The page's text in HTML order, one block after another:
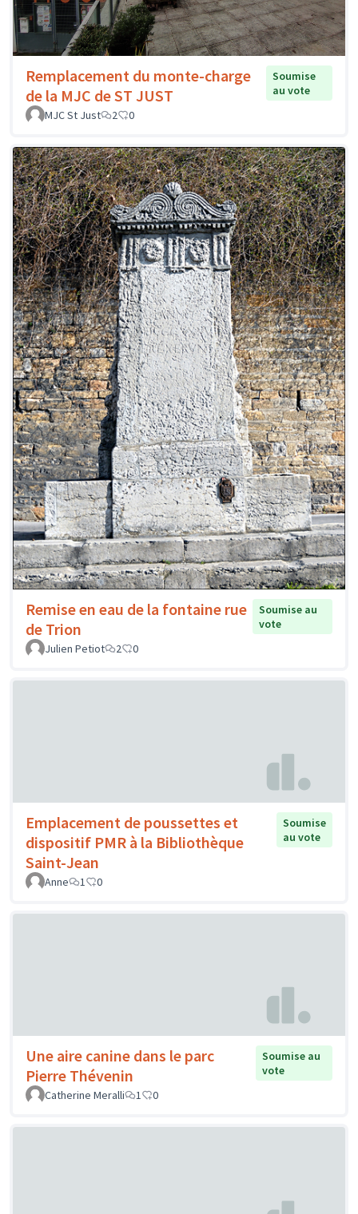
Remplacement du monte-charge
de la MJC de ST JUST
Soumise
au vote
MJC St Just
2 0
Remise en eau de la fontaine rue
de Trion
Soumise au
vote
Julien Petiot
2 0
Emplacement de poussettes et
dispositif PMR à la Bibliothèque
Saint-Jean
Soumise
au vote
Anne 1 0
Une aire canine dans le parc
Pierre Thévenin
Soumise au
vote
Catherine Meralli
1 0